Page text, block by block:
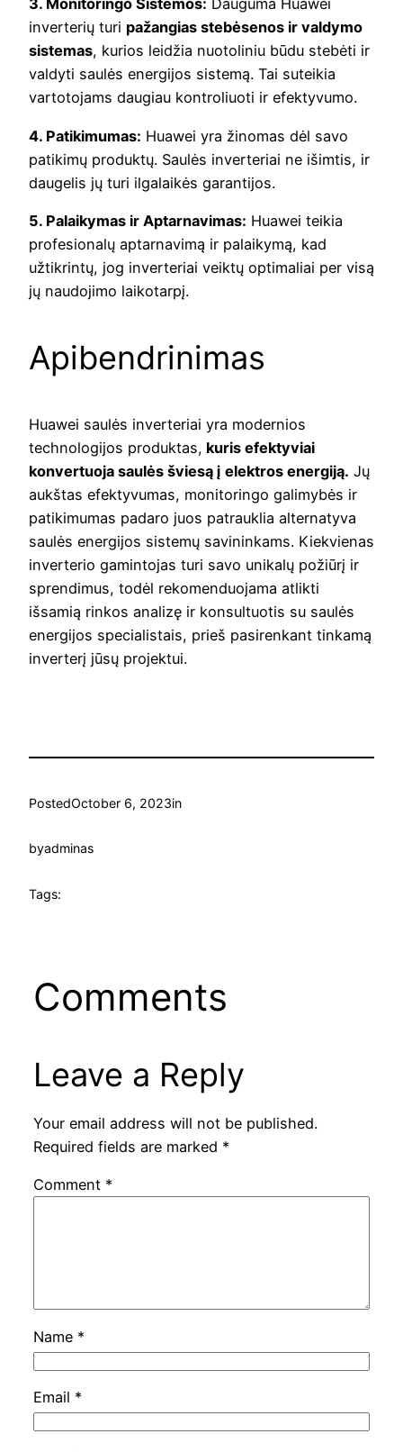
3. Monitoringo Sistemos: Dauguma Huawei
inverterių turi pažangias stebėsenos ir valdymo
sistemas, kurios leidžia nuotoliniu būdu stebėti ir
valdyti saulės energijos sistemą. Tai suteikia
vartotojams daugiau kontroliuoti ir efektyvumo.
4. Patikimumas: Huawei yra žinomas dėl savo
patikimų produktų. Saulės inverteriai ne išimtis, ir
daugelis jų turi ilgalaikės garantijos.
5. Palaikymas ir Aptarnavimas: Huawei teikia
profesionalų aptarnavimą ir palaikymą, kad
užtikrintų, jog inverteriai veiktų optimaliai per visą
jų naudojimo laikotarpį.
Apibendrinimas
Huawei saulės inverteriai yra modernios
technologijos produktas, kuris efektyviai
konvertuoja saulės šviesą į elektros energiją. Jų
aukštas efektyvumas, monitoringo galimybės ir
patikimumas padaro juos patrauklia alternatyva
saulės energijos sistemų savininkams. Kiekvienas
inverterio gamintojas turi savo unikalų požiūrį ir
sprendimus, todėl rekomenduojama atlikti
išsamią rinkos analizę ir konsultuotis su saulės
energijos specialistais, prieš pasirenkant tinkamą
inverterį jūsų projektui.
PostedOctober 6, 2023in
byadminas
Tags:
Comments
Leave a Reply
Your email address will not be published.
Required fields are marked *
Comment *
Name *
Email *